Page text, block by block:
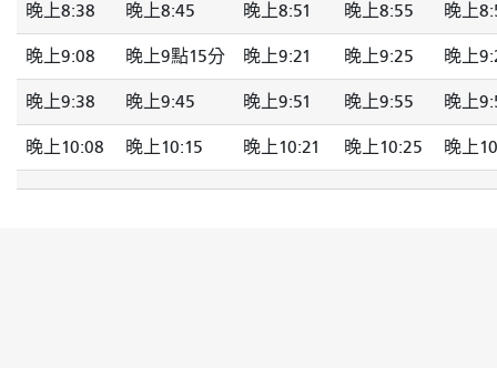
晚上8:38 晚上8:45 晚上8:51 晚上8:55 晚上
晚上9:08 晚上9點15分 晚上9:21 晚上9:25 晚上
晚上9:38 晚上9:45 晚上9:51 晚上9:55 晚上
晚上10:08 晚上10:15 晚上10:21 晚上10:25 晚上